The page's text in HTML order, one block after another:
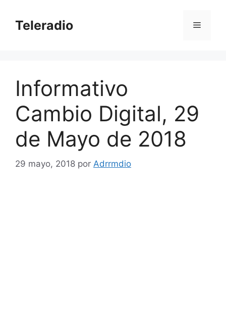
contenido
Teleradio Menú
Informativo
Cambio Digital, 29
de Mayo de 2018
29 mayo, 2018 por Adrrmdio